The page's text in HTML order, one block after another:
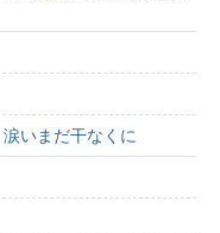
いまだ干なくに